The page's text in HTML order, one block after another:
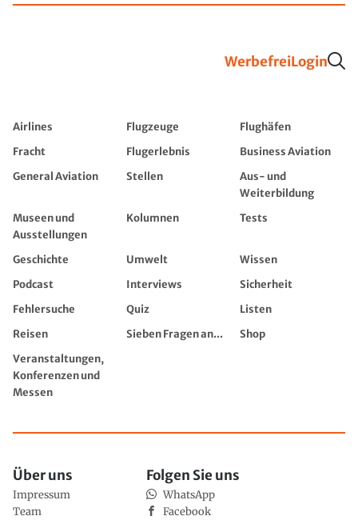
WerbefreiLogin
Airlines Flugzeuge
Flughäfen
Fracht
Flugerlebnis
Business Aviation
General Aviation
Stellen
Aus- und
Weiterbildung
Museen und
Ausstellungen
Kolumnen Tests
Geschichte Umwelt
Wissen
Podcast
Interviews
Sicherheit
Fehlersuche
Quiz
Listen
Reisen
Sieben Fragen an...
Shop
Veranstaltungen,
Konferenzen und
Messen
Über uns
Impressum
Team
Folgen Sie uns
WhatsApp
Facebook